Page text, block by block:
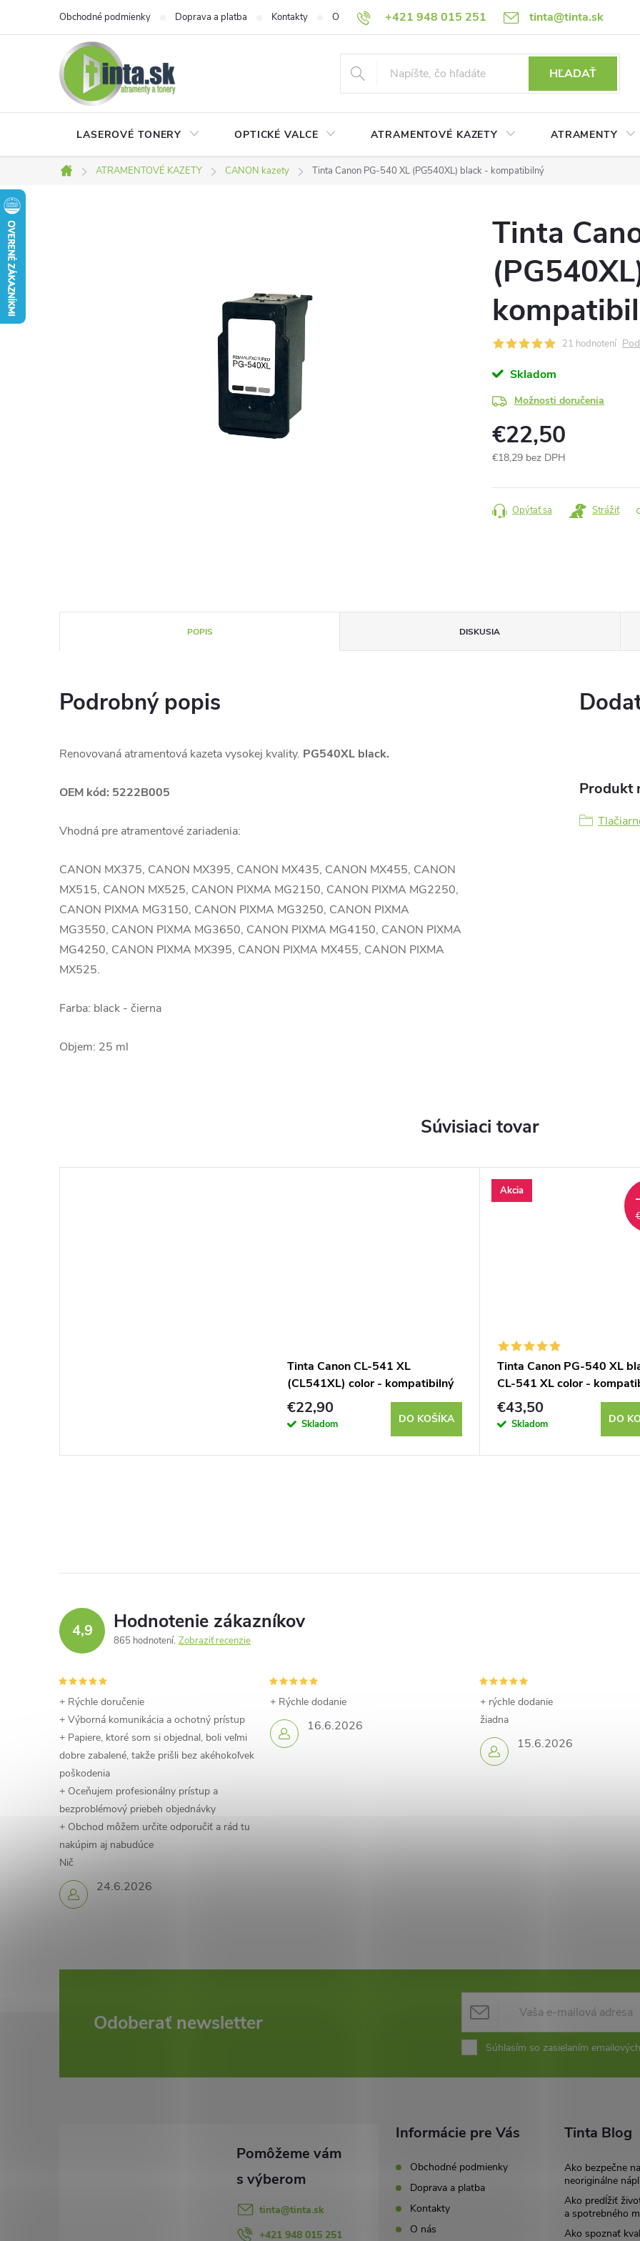
+421 948 015 251 tinta@tinta.sk
Obchodné podmienky Doprava a platba Kontakty O nás Často kladené otázky Ako nakupovať Ochrana
HĽADAŤ
LASEROVÉ TONERY OPTICKÉ VALCE ATRAMENTOVÉ KAZETY ATRAMENTY
Domov
ATRAMENTOVÉ KAZETY CANON kazety Tinta Canon PG-540 XL (PG540XL) black - kompatibilný
Tinta
21 hodnotení
Skladom
Možnosti doručenia
€22,50
€18,29 bez DPH
cena:
Opýtať sa Strážiť
POPIS DISKUSIA
Podrobný popis
Renovovaná atramentová kazeta vysokej kvality. PG540XL black.
OEM kód: 5222B005
Vhodná pre atramentové zariadenia:
CANON MX375, CANON MX395, CANON MX435, CANON MX455, CANON
MX515, CANON MX525, CANON PIXMA MG2150, CANON PIXMA MG2250,
CANON PIXMA MG3150, CANON PIXMA MG3250, CANON PIXMA
MG3550, CANON PIXMA MG3650, CANON PIXMA MG4150, CANON PIXMA
MG4250, CANON PIXMA MX395, CANON PIXMA MX455, CANON PIXMA
MX525.
Farba: black - čierna
Objem: 25 ml
Produkt
Súvisiaci tovar
Tinta Canon CL-541 XL
(CL541XL) color - kompatibilný
€22,90
Skladom DO KOŠÍKA
Akcia
Tinta Canon PG-540 XL
CL-541 XL color -
€43,50
Skladom DO
4,9 Hodnotenie zákazníkov
865 hodnotení Zobraziť recenzie
24.6.2026
+ Rýchle doručenie
+ Výborná komunikácia a ochotný prístup
+ Papiere, ktoré som si objednal, boli veľmi
dobre zabalené, takže prišli bez akéhokoľvek
poškodenia
+ Oceňujem profesionálny prístup a
bezproblémový priebeh objednávky
+ Obchod môžem určite odporučiť a rád tu
nakúpim aj nabudúce
Nič
16.6.2026
+ Rýchle dodanie
15.6.2026
+ rýchle dodanie
žiadna
Odoberať newsletter
Súhlasím so zasielaním
tinta@tinta.sk
+421 948 015 251
Informácie pre Vás
Obchodné podmienky
Doprava a platba
Kontakty
O nás
Tinta Blog
Ako bezpečne
neoriginálne
Ako predĺžiť
a spotrebného
Ako spoznať